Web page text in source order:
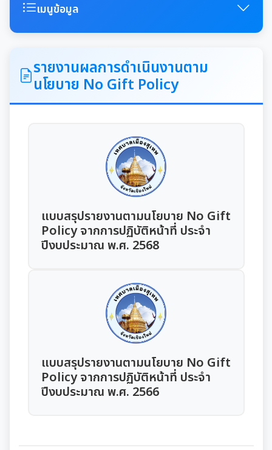
เมนูข้อมูล
คำแถลงนโยบายนายกเทศมนตรีเมืองสุเทพ
ประวัติความเป็นมา
อำนาจหน้าที่ของเทศบาล
แผนดำเนินงานประจำปี
รายงานผลการดำเนินงานประจำปี
รายงานการติดตามและประเมินผลแผนพัฒนาท้องถิ่น
ประจำปี
มุม KM การจัดการความรู้
มาตรฐานกำหนดตำแหน่ง
สรุปผลการประชุม ก.จ. ก.ท. และ ก.อบต.
คู่มือหรือแนวทางการขอรับบริการสำหรับประชาชน
เทศบัญญัติงบประมาณรายจ่าย
รายงานผลการดำเนินงานตาม
นโยบาย No Gift Policy
แบบสรุปรายงานตามนโยบาย No Gift
Policy จากการปฏิบัติหน้าที่ ประจำ
ปีงบประมาณ พ.ศ. 2568
แบบสรุปรายงานตามนโยบาย No Gift
Policy จากการปฏิบัติหน้าที่ ประจำ
ปีงบประมาณ พ.ศ. 2566